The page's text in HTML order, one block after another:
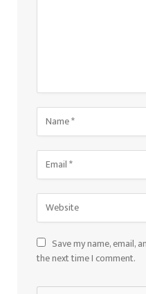
Save my name, email,
the next time I comment.